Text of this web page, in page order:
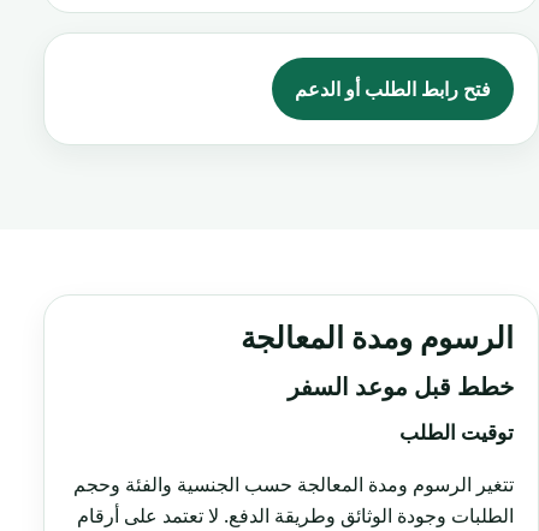
فتح رابط الطلب أو الدعم
الرسوم ومدة المعالجة
خطط قبل موعد السفر
توقيت الطلب
تتغير الرسوم ومدة المعالجة حسب الجنسية والفئة وحجم
الطلبات وجودة الوثائق وطريقة الدفع. لا تعتمد على أرقام